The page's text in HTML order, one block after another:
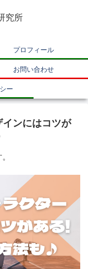
究所
プロフィール
お問い合わせ
ー
ンにはコツが